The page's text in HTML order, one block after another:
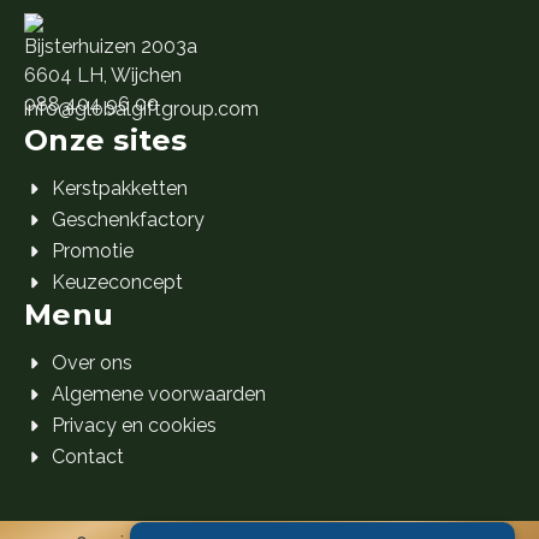
Bijsterhuizen 2003a
6604 LH, Wijchen
088 404 96 00
info@globalgiftgroup.com
Onze sites
Kerstpakketten
Geschenkfactory
Promotie
Keuzeconcept
Menu
Over ons
Algemene voorwaarden
Privacy en cookies
Contact